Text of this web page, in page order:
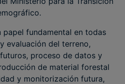
papel fundamental en todas
evaluación del terreno,
proceso de datos y
de material forestal
y monitorización futura,